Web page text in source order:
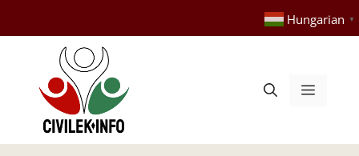
tartalomba
Hungarian ▼
Menü